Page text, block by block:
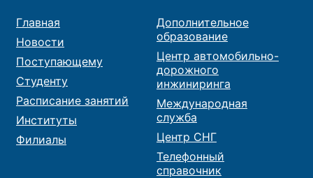
Главная
Новости
Поступающему
Студенту
Расписание занятий
Институты
Филиалы
Дополнительное
образование
Центр автомобильно-
дорожного
инжиниринга
Международная
служба
Центр СНГ
Телефонный
справочник